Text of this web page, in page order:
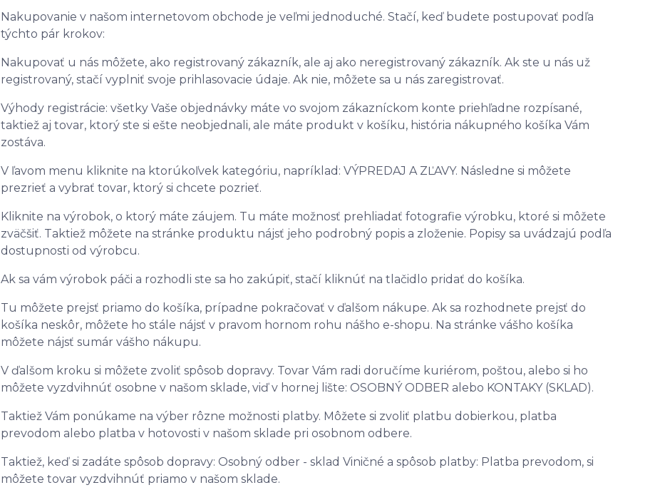
Nakupovanie v našom internetovom obchode je veľmi jednoduché. Stačí, keď budete postupovať podľa
týchto pár krokov:
Nakupovať u nás môžete, ako registrovaný zákazník, ale aj ako neregistrovaný zákazník. Ak ste u nás už
registrovaný, stačí vyplniť svoje prihlasovacie údaje. Ak nie, môžete sa u nás zaregistrovať.
Výhody registrácie: všetky Vaše objednávky máte vo svojom zákazníckom konte priehľadne rozpísané,
taktiež aj tovar, ktorý ste si ešte neobjednali, ale máte produkt v košíku, história nákupného košíka Vám
zostáva.
V ľavom menu kliknite na ktorúkoľvek kategóriu, napríklad: VÝPREDAJ A ZĽAVY. Následne si môžete
prezrieť a vybrať tovar, ktorý si chcete pozrieť.
Kliknite na výrobok, o ktorý máte záujem. Tu máte možnosť prehliadať fotografie výrobku, ktoré si môžete
zväčšiť. Taktiež môžete na stránke produktu nájsť jeho podrobný popis a zloženie. Popisy sa uvádzajú podľa
dostupnosti od výrobcu.
Ak sa vám výrobok páči a rozhodli ste sa ho zakúpiť, stačí kliknúť na tlačidlo pridať do košíka.
Tu môžete prejsť priamo do košíka, prípadne pokračovať v ďalšom nákupe. Ak sa rozhodnete prejsť do
košíka neskôr, môžete ho stále nájsť v pravom hornom rohu nášho e-shopu. Na stránke vášho košíka
môžete nájsť sumár vášho nákupu.
V ďalšom kroku si môžete zvoliť spôsob dopravy. Tovar Vám radi doručíme kuriérom, poštou, alebo si ho
môžete vyzdvihnúť osobne v našom sklade, viď v hornej lište: OSOBNÝ ODBER alebo KONTAKY (SKLAD).
Taktiež Vám ponúkame na výber rôzne možnosti platby. Môžete si zvoliť platbu dobierkou, platba
prevodom alebo platba v hotovosti v našom sklade pri osobnom odbere.
Taktiež, keď si zadáte spôsob dopravy: Osobný odber - sklad Viničné a spôsob platby: Platba prevodom, si
môžete tovar vyzdvihnúť priamo v našom sklade.